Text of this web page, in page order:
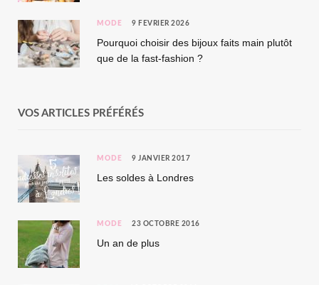
MODE 9 FÉVRIER 2026
Pourquoi choisir des bijoux faits main plutôt
que de la fast-fashion ?
VOS ARTICLES PRÉFÉRÉS
MODE 9 JANVIER 2017
Les soldes à Londres
MODE 23 OCTOBRE 2016
Un an de plus